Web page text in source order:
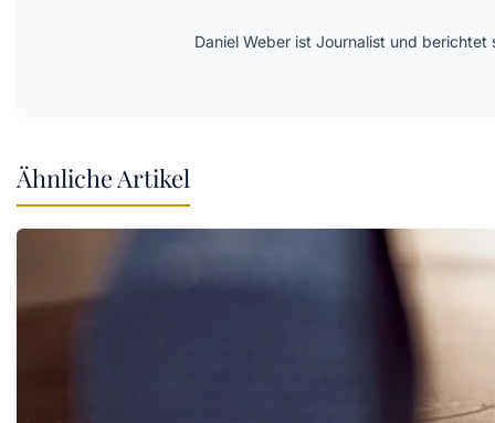
Daniel Weber ist Journalist und
Ähnliche Artikel